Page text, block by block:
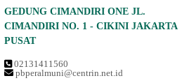
GEDUNG CIMANDIRI ONE JL.
CIMANDIRI NO. 1 - CIKINI JAKARTA
PUSAT
02131411560
pbperalmuni@centrin.net.id